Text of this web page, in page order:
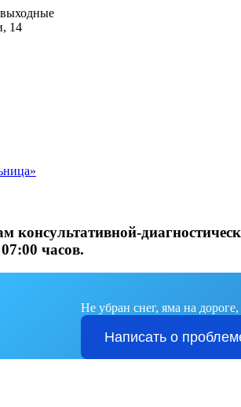
выходные
14
часов.
Не убран снег, яма на
Написать о